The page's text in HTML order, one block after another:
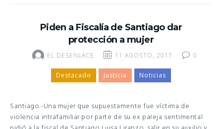
Piden a Fiscalía de Santiago dar
protección a mujer
EL DESENLACE 11 AGOSTO, 2017 0
Destacado Justicia Noticias
Santiago.-Una mujer que supuestamente fue víctima de
violencia intrafamiliar por parte de su ex pareja sentimental